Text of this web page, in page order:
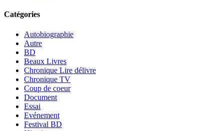
Catégories
Autobiographie
Autre
BD
Beaux Livres
Chronique Lire délivre
Chronique TV
Coup de coeur
Document
Essai
Evénement
Festival BD